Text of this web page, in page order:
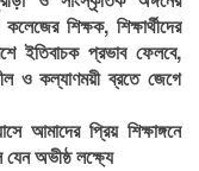
শিক্ষক, শিক্ষার্থীদের
ইতিবাচক প্রভাব ফেলবে,
ও কল্যাণময়ী ব্রতে জেগে
আমাদের প্রিয় শিক্ষাঙ্গনে
অভীষ্ঠ লক্ষ্যে